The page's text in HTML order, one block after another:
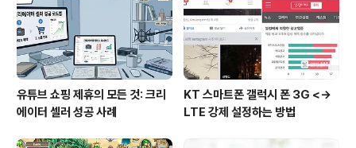
유튜브 쇼핑 제휴의 모든 것: 크리
에이터 셀러 성공 사례
KT 스마트폰 갤럭시 폰 3G <->
LTE 강제 설정하는 방법